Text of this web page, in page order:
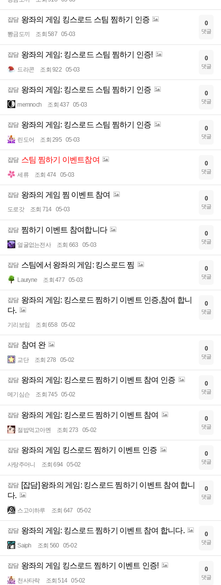
잡담 왕좌의 게임 킹스로드 스팀 찜하기 인증
뽱금도끼 조회 587 05-03
0
댓글
잡담 왕좌의 게임: 킹스로드 스팀 찜하기 인증!
드라콘 조회 922 05-03
0
댓글
잡담 왕좌의 게임: 킹스로드 스팀 찜하기 인증
memnoch 조회 437 05-03
0
댓글
잡담 왕좌의 게임: 킹스로드 스팀 찜하기 인증
린도어 조회 295 05-03
0
댓글
잡담 스팀 찜하기 이벤트참여
세류 조회 474 05-03
0
댓글
잡담 왕좌의 게임 찜 이벤트 참여
도로갓 조회 714 05-03
0
댓글
잡담 찜하기 이벤트 참여합니다
얼굴없는전사 조회 663 05-03
0
댓글
잡담 스팀에서 왕좌의 게임: 킹스로드 찜
Lauryne 조회 477 05-03
0
댓글
잡담 왕좌의 게임: 킹스로드 찜하기 이벤트 인증,참여 합니
다.
기리보임 조회 658 05-02
0
댓글
잡담 참여 완
교단 조회 278 05-02
0
댓글
잡담 왕좌의 게임: 킹스로드 찜하기 이벤트 참여 인증
메기심슨 조회 745 05-02
0
댓글
잡담 왕좌의 게임: 킹스로드 찜하기 이벤트 참여
절밥먹고아멘 조회 273 05-02
0
댓글
잡담 왕좌의 게임 킹스로드 찜하기 이벤트 인증
사탕주머니 조회 694 05-02
0
댓글
잡담 [잡담] 왕좌의 게임: 킹스로드 찜하기 이벤트 참여 합니
다.
스고이하루 조회 647 05-02
0
댓글
잡담 왕좌의 게임: 킹스로드 찜하기 이벤트 참여 합니다.
Saiph 조회 560 05-02
0
댓글
잡담 왕좌의 게임 킹스로드 찜하기 이벤트 인증!
천사타락 조회 514 05-02
0
댓글